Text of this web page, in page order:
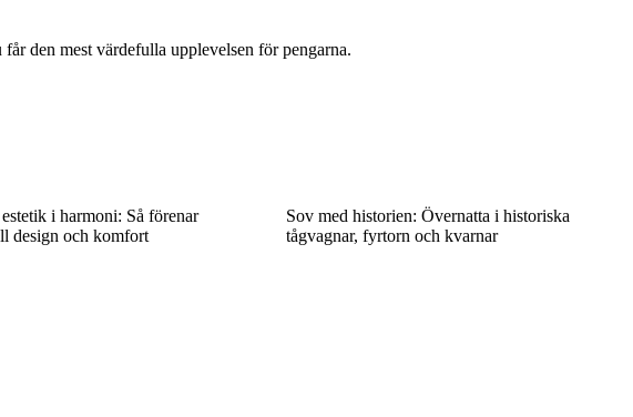
den mest värdefulla upplevelsen för pengarna.
i harmoni: Så förenar
design och komfort
Sov med historien: Övernatta i historiska
tågvagnar, fyrtorn och kvarnar